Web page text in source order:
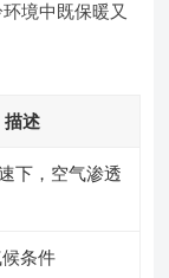
境中既保暖又
描述
下，空气渗透
条件